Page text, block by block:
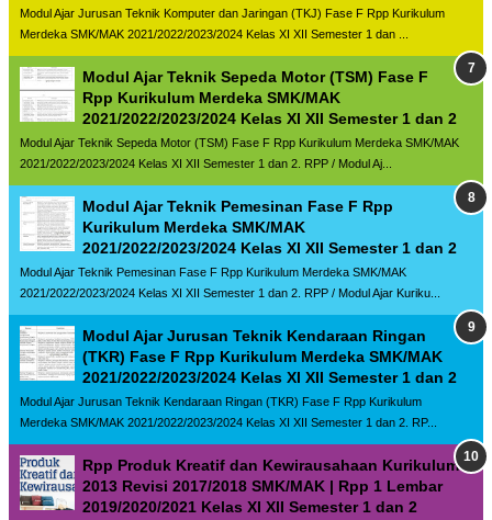
Modul Ajar Jurusan Teknik Komputer dan Jaringan (TKJ) Fase F Rpp Kurikulum
Merdeka SMK/MAK 2021/2022/2023/2024 Kelas XI XII Semester 1 dan ...
Modul Ajar Teknik Sepeda Motor (TSM) Fase F
Rpp Kurikulum Merdeka SMK/MAK
2021/2022/2023/2024 Kelas XI XII Semester 1 dan 2
Modul Ajar Teknik Sepeda Motor (TSM) Fase F Rpp Kurikulum Merdeka SMK/MAK
2021/2022/2023/2024 Kelas XI XII Semester 1 dan 2. RPP / Modul Aj...
Modul Ajar Teknik Pemesinan Fase F Rpp
Kurikulum Merdeka SMK/MAK
2021/2022/2023/2024 Kelas XI XII Semester 1 dan 2
Modul Ajar Teknik Pemesinan Fase F Rpp Kurikulum Merdeka SMK/MAK
2021/2022/2023/2024 Kelas XI XII Semester 1 dan 2. RPP / Modul Ajar Kuriku...
Modul Ajar Jurusan Teknik Kendaraan Ringan
(TKR) Fase F Rpp Kurikulum Merdeka SMK/MAK
2021/2022/2023/2024 Kelas XI XII Semester 1 dan 2
Modul Ajar Jurusan Teknik Kendaraan Ringan (TKR) Fase F Rpp Kurikulum
Merdeka SMK/MAK 2021/2022/2023/2024 Kelas XI XII Semester 1 dan 2. RP...
Rpp Produk Kreatif dan Kewirausahaan Kurikulum
2013 Revisi 2017/2018 SMK/MAK | Rpp 1 Lembar
2019/2020/2021 Kelas XI XII Semester 1 dan 2